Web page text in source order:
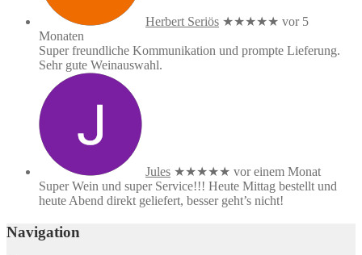
Herbert Seriös ★★★★★ vor 5
Monaten
Super freundliche Kommunikation und prompte Lieferung.
Sehr gute Weinauswahl.
Jules ★★★★★ vor einem Monat
Super Wein und super Service!!! Heute Mittag bestellt und
heute Abend direkt geliefert, besser geht’s nicht!
Navigation